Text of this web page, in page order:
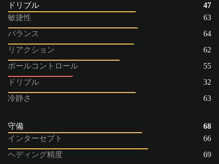
ドリブル
47
敏捷性
63
バランス
64
リアクション
62
ボールコントロール
55
ドリブル
32
冷静さ
63
守備
68
インターセプト
66
ヘディング精度
69